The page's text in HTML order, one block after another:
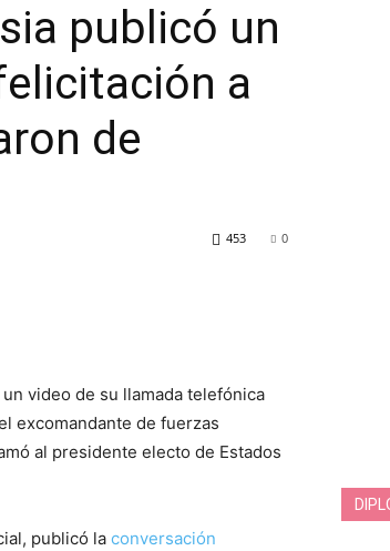
publicó un
a
de
0
453
video de su llamada telefónica
excomandante de fuerzas
al presidente electo de Estados
publicó la conversación